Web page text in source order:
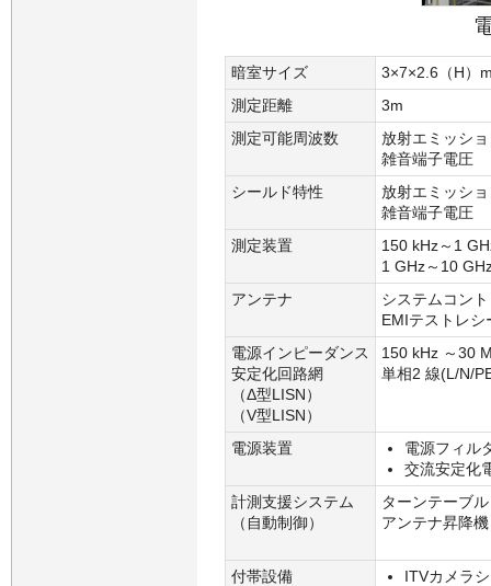
暗室サイズ
3×7×2.6（H）
測定距離
3m
測定可能周波数
放射エミッシ
雑音端子電圧
シールド特性
放射エミッシ
雑音端子電圧
測定装置
150 kHz～1
1 GHz～10
アンテナ
システムコン
EMIテストレ
電源インピーダンス
安定化回路網
（Δ型LISN）
（V型LISN）
150 kHz ～30
単相2 線(L/N/
電源装置
電源フィル
交流安定化
計測支援システム
（自動制御）
ターンテーブ
アンテナ昇降
付帯設備
ITVカメラ